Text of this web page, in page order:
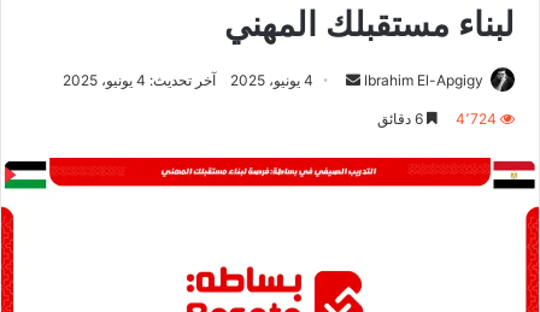
لبناء مستقبلك المهني
Ibrahim El-Apgigy
أرسل 4 يونيو، 2025 آخر تحديث: 4 يونيو، 2025
4٬724